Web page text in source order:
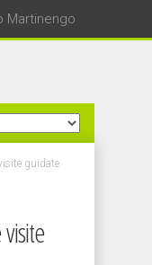
Martinengo
guidate